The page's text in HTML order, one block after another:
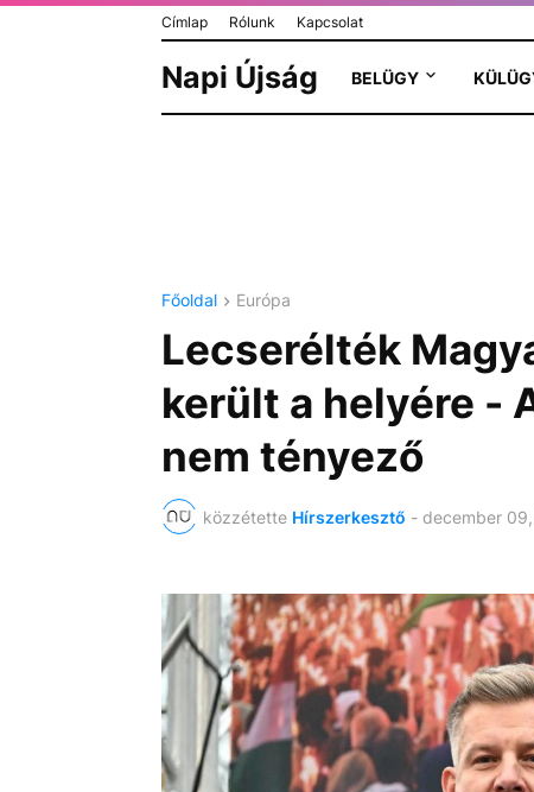
Címlap Rólunk Kapcsolat
Napi Újság BELÜGY
Főoldal Európa
Lecserélték
került a helyére -
nem tényező
közzétette Hírszerkesztő - december